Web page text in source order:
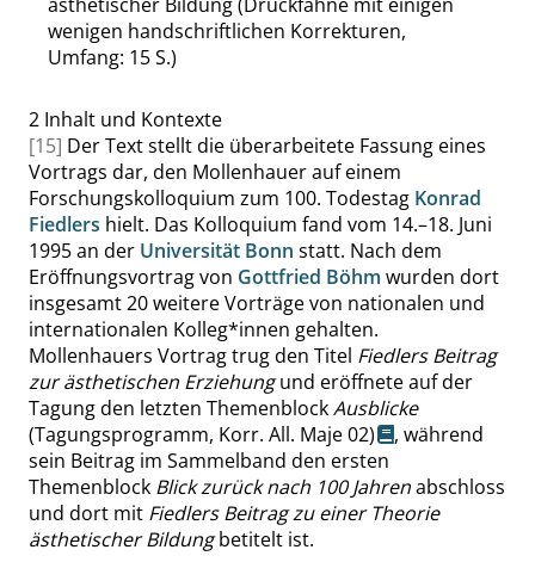
wenigen handschriftlichen Korrekturen,
Umfang: 15 S.)
2 Inhalt und Kontexte
[15] Der Text stellt die überarbeitete Fassung eines
Vortrags dar, den Mollenhauer auf einem
Forschungskolloquium zum 100. Todestag Konrad
Fiedlers hielt. Das Kolloquium fand vom 14.–18. Juni
1995 an der Universität Bonn statt. Nach dem
Eröffnungsvortrag von Gottfried Böhm wurden dort
insgesamt 20 weitere Vorträge von nationalen und
internationalen Kolleg*innen gehalten.
Mollenhauers Vortrag trug den Titel Fiedlers Beitrag
zur ästhetischen Erziehungund eröffnete auf der
Tagung den letzten ThemenblockAusblicke
(Tagungsprogramm, Korr. All. Maje 02)
, während
sein Beitrag im Sammelband den ersten
Themenblock Blick zurück nach 100 Jahrenabschloss
und dort mit Fiedlers Beitrag zu einer Theorie
ästhetischer Bildungbetitelt ist.